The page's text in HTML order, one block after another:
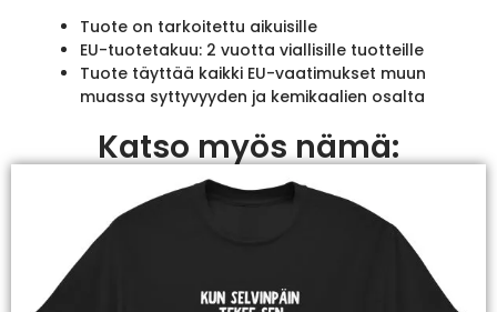
Tuote on tarkoitettu aikuisille
EU-tuotetakuu: 2 vuotta viallisille tuotteille
Tuote täyttää kaikki EU-vaatimukset muun
muassa syttyvyyden ja kemikaalien osalta
Katso myös nämä: